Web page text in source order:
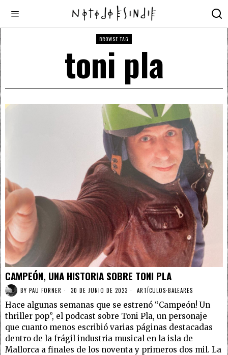
BROWSE TAG
toni pla
CAMPEÓN, UNA HISTORIA SOBRE TONI PLA
BY PAU FORNER 30 DE JUNIO DE 2023 ARTÍCULOS·BALEARES
Hace algunas semanas que se estrenó “Campeón! Un
thriller pop”, el podcast sobre Toni Pla, un personaje
que cuanto menos escribió varias páginas destacadas
dentro de la frágil industria musical en la isla de
Mallorca a finales de los noventa y primeros dos mil. La